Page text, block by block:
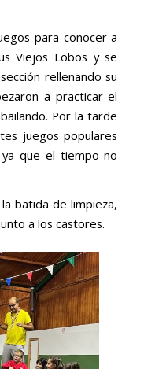
para conocer a
Viejos Lobos y se
rellenando su
a practicar el
Por la tarde
juegos populares
que el tiempo no
batida de limpieza,
a los castores.